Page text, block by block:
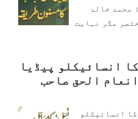
محمد خالد
مگر نہایت
انسائیکلو پیڈیا
الحق صاحب
انسائیکلو